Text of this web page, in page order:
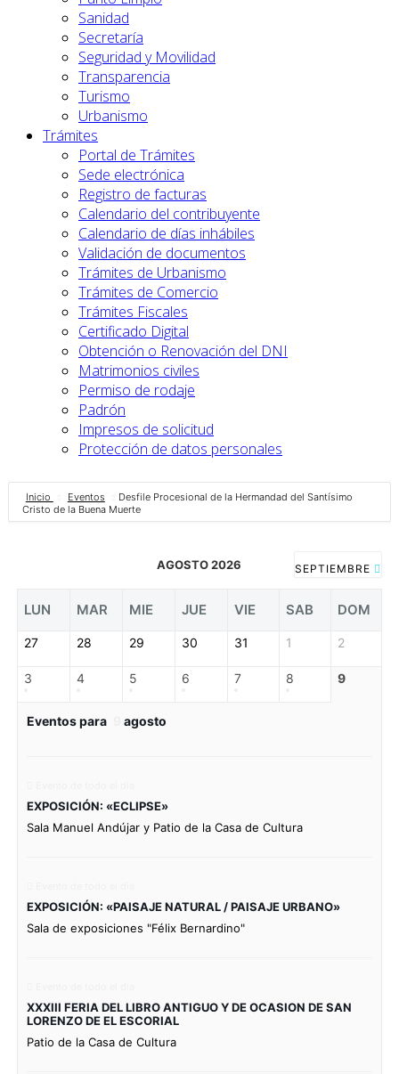
Sanidad
Secretaría
Seguridad y Movilidad
Transparencia
Turismo
Urbanismo
Trámites
Portal de Trámites
Sede electrónica
Registro de facturas
Calendario del contribuyente
Calendario de días inhábiles
Validación de documentos
Trámites de Urbanismo
Trámites de Comercio
Trámites Fiscales
Certificado Digital
Obtención o Renovación del DNI
Matrimonios civiles
Permiso de rodaje
Padrón
Impresos de solicitud
Protección de datos personales
Inicio Eventos
Desfile Procesional de la Hermandad del Santísimo
Cristo de la Buena Muerte
AGOSTO 2026 SEPTIEMBRE
LUN MAR MIE JUE VIE SAB DOM
27 28 29 30 31 1 2
3 4 5 6 7 8 9
Eventos para agosto
EXPOSICIÓN: «ECLIPSE»
Sala Manuel Andújar y Patio de la Casa de Cultura
EXPOSICIÓN: «PAISAJE NATURAL / PAISAJE URBANO»
Sala de exposiciones "Félix Bernardino"
XXXIII FERIA DEL LIBRO ANTIGUO Y DE OCASION DE SAN
LORENZO DE EL ESCORIAL
Patio de la Casa de Cultura